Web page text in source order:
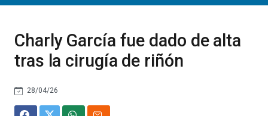
Charly García fue dado de alta
tras la cirugía de riñón
28/04/26